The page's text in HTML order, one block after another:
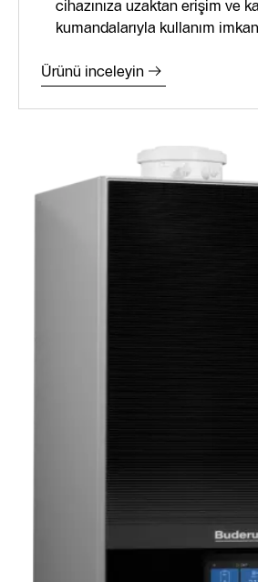
cihazınıza uzaktan erişim ve
kumandalarıyla kullanım
Ürünü inceleyin